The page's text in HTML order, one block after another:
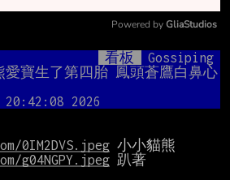
Mute
Powered by GliaStudios
看板
Gossiping
寶生了第四胎 鳳頭蒼鷹白鼻心
20:42:08 2026
0IM2DVS.jpeg
g04NGPY.jpeg 趴著